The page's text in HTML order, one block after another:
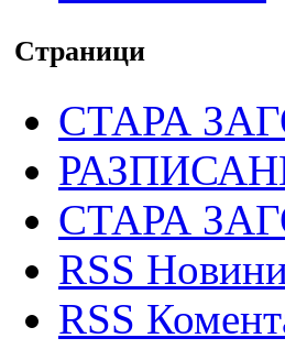
Страници
СТАРА
СТАРА
RSS
RSS